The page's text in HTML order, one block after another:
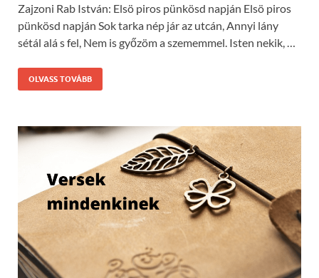
Zajzoni Rab István: Elsö piros pünkösd napján Elsö piros
pünkösd napján Sok tarka nép jár az utcán, Annyi lány
sétál alá s fel, Nem is győzöm a szememmel. Isten nekik, …
OLVASS TOVÁBB